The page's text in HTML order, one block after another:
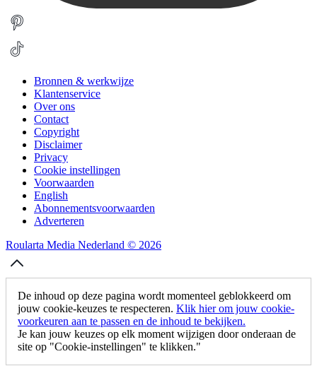
Bronnen & werkwijze
Klantenservice
Over ons
Contact
Copyright
Disclaimer
Privacy
Cookie instellingen
Voorwaarden
English
Abonnementsvoorwaarden
Adverteren
Roularta Media Nederland © 2026
De inhoud op deze pagina wordt momenteel geblokkeerd om
jouw cookie-keuzes te respecteren. Klik hier om jouw cookie-
voorkeuren aan te passen en de inhoud te bekijken.
Je kan jouw keuzes op elk moment wijzigen door onderaan de
site op "Cookie-instellingen" te klikken."